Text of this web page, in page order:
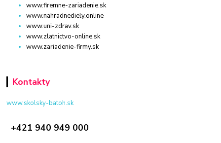
www.firemne-zariadenie.sk
www.nahradnediely.online
www.uni-zdrav.sk
www.zlatnictvo-online.sk
www.zariadenie-firmy.sk
Kontakty
www.skolsky-batoh.sk
+421 940 949 000